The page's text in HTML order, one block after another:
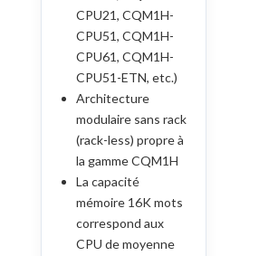
CPU21, CQM1H-
CPU51, CQM1H-
CPU61, CQM1H-
CPU51-ETN, etc.)
Architecture
modulaire sans rack
(rack-less) propre à
la gamme CQM1H
La capacité
mémoire 16K mots
correspond aux
CPU de moyenne